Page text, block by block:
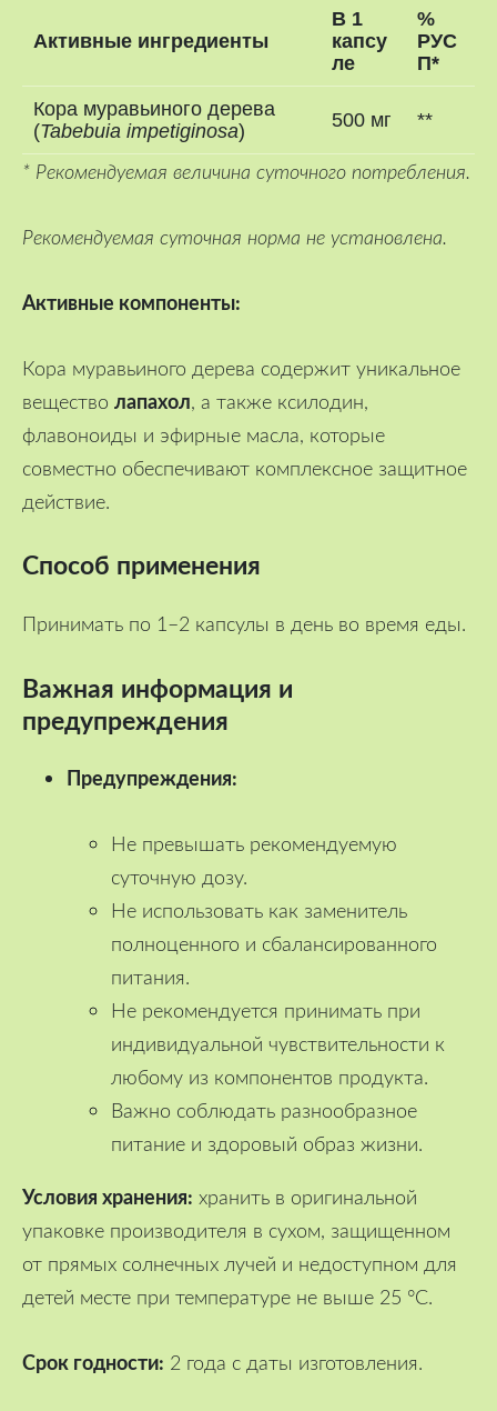
Активные ингредиенты
В 1
капсу
ле
%
РУС
П*
Кора муравьиного дерева
(Tabebuia impetiginosa) 500 мг **
* Рекомендуемая величина суточного потребления.
Рекомендуемая суточная норма не установлена.
Активные компоненты:
Кора муравьиного дерева содержит уникальное
вещество лапахол, а также ксилодин,
флавоноиды и эфирные масла, которые
совместно обеспечивают комплексное защитное
действие.
Способ применения
Принимать по 1–2 капсулы в день во время еды.
Важная информация и
предупреждения
Предупреждения:
Не превышать рекомендуемую
суточную дозу.
Не использовать как заменитель
полноценного и сбалансированного
питания.
Не рекомендуется принимать при
индивидуальной чувствительности к
любому из компонентов продукта.
Важно соблюдать разнообразное
питание и здоровый образ жизни.
Условия хранения: хранить в оригинальной
упаковке производителя в сухом, защищенном
от прямых солнечных лучей и недоступном для
детей месте при температуре не выше 25 °C.
Срок годности: 2 года с даты изготовления.